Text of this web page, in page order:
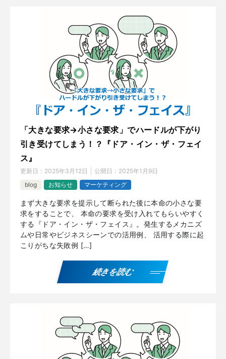
「大きな要求→小さな要求」でハードルが下がり
引き受けてしまう！？『ドア・イン・ザ・フェイ
ス』
更新日： 2025年3月12日 公開日： 2025年1月9日
blog
お知らせ マーケティング
まず大きな要求を提示して断られた後に本命の小さな要
求をすることで、 本命の要求を受け入れてもらいやすく
する『ドア・イン・ザ・フェイス』。発生するメカニズ
ムや日常やビジネスシーンでの活用例、 活用する際に起
こりがちな失敗例 […]
続きを読む